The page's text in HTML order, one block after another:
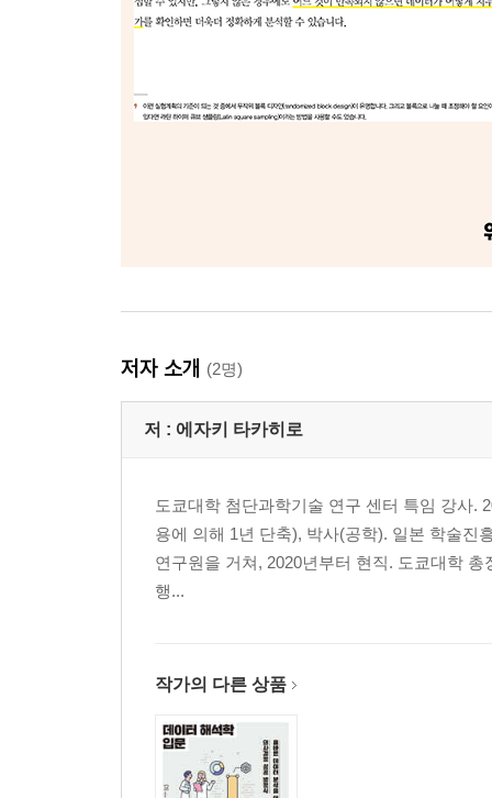
7.3 상태공간 모델
___이산시간, 선형, 가우스 모델
▣ 08장: 머신러닝 모델
___머신러닝의 기본적인 개념
___머신러닝 모델을 사용해서 분석한다
8.2 분류와 회귀 문제
___분류와 회귀
___결정 트리
___신경망
___클러스터링으로 데이터를 해석한다
___k-평균법
___혼합분포 모델
저자 소개 (2명)
저 : 에자키 타카히로
도쿄대학 첨단과학기술 연구 센터 특임 강사.
용에 의해 1년 단축), 박사(공학). 일본 학술진
연구원을 거쳐, 2020년부터 현직. 도쿄대학
행...
작가의 다른 상품